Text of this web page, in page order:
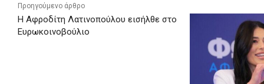
Προηγούμενο άρθρο
Η Αφροδίτη Λατινοπούλου εισήλθε στο
Ευρωκοινοβούλιο